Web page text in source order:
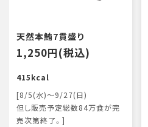
天然本鮪7貫盛り
1,250円(税込)
415kcal
[8/5(水)～9/27(日)
但し販売予定総数84万食が完
売次第終了。]